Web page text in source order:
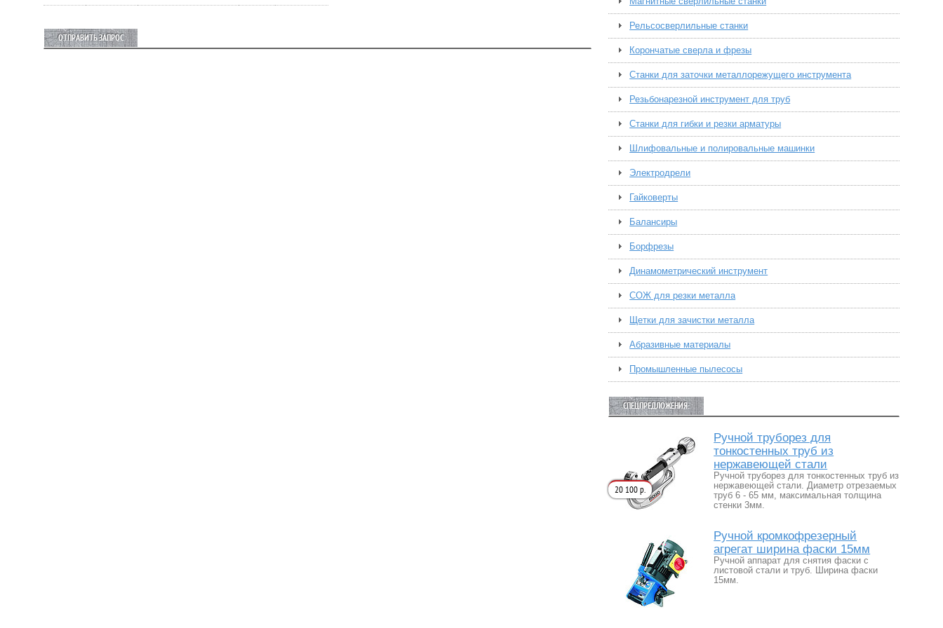
ОТПРАВИТЬ ЗАПРОС
Рельсосверлильные станки
Корончатые сверла и фрезы
Станки для заточки металлорежущего инструмента
Резьбонарезной инструмент для труб
Станки для гибки и резки арматуры
Шлифовальные и полировальные машинки
Электродрели
Гайковерты
Балансиры
Борфрезы
Динамометрический инструмент
СОЖ для резки металла
Щетки для зачистки металла
Абразивные материалы
Промышленные пылесосы
СПЕЦПРЕДЛОЖЕНИЯ:
Ручной труборез для
тонкостенных труб из
нержавеющей стали
Ручной труборез для тонкостенных труб из
нержавеющей стали. Диаметр отрезаемых
труб 6 - 65 мм, максимальная толщина
стенки 3мм.
20 100 р.
Ручной кромкофрезерный
агрегат ширина фаски 15мм
Ручной аппарат для снятия фаски с
листовой стали и труб. Ширина фаски
15мм.